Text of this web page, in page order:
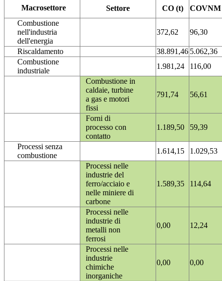
Macrosettore Settore CO (t)
COVNM
Combustione
nell'industria
dell'energia
372,62 96,30
Riscaldamento 38.891,46 5.062,36
Combustione
industriale
1.981,24
116,00
Combustione in
caldaie, turbine
a gas e motori
fissi
791,74 56,61
Forni di
processo con
contatto
1.189,50 59,39
Processi senza
combustione
1.614,15
1.029,53
Processi nelle
industrie del
ferro/acciaio e
nelle miniere di
carbone
1.589,35 114,64
Processi nelle
industrie di
metalli non
ferrosi
0,00 12,24
Processi nelle
industrie
chimiche
inorganiche
0,00 0,00